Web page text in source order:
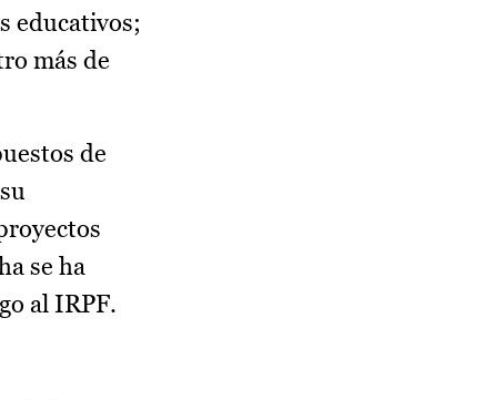
educativos;
más de
de
se ha
al IRPF.